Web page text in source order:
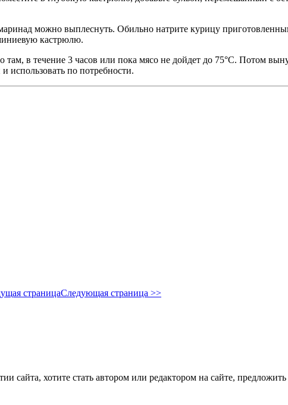
можно выплеснуть. Обильно натрите курицу
кастрюлю.
в течение 3 часов или пока мясо не дойдет до 75°C. Потом
использовать по потребности.
страницаСледующая страница >>
сайта, хотите стать автором или редактором на сайте,